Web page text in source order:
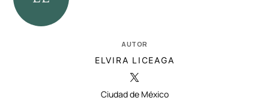
AUTOR
ELVIRA LICEAGA
Ciudad de México